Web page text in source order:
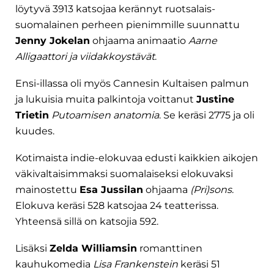
löytyvä 3913 katsojaa kerännyt ruotsalais-
suomalainen perheen pienimmille suunnattu
Jenny Jokelan ohjaama animaatio Aarne
Alligaattori ja viidakkoystävät.
Ensi-illassa oli myös Cannesin Kultaisen palmun
ja lukuisia muita palkintoja voittanut Justine
Trietin Putoamisen anatomia. Se keräsi 2775 ja oli
kuudes.
Kotimaista indie-elokuvaa edusti kaikkien aikojen
väkivaltaisimmaksi suomalaiseksi elokuvaksi
mainostettu Esa Jussilan ohjaama (Pri)sons.
Elokuva keräsi 528 katsojaa 24 teatterissa.
Yhteensä sillä on katsojia 592.
Lisäksi Zelda Williamsin romanttinen
kauhukomedia Lisa Frankenstein keräsi 51